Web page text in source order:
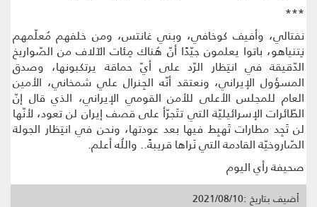
***
نفتالي، وأفيف كوخافي، وبني غانتس، ومن خلفهم مُعلّمهم
نِتنياهو، باتوا يعلمون جيّدًا أنّ هُناك مِئات الآلاف من الصّواريخ
الدّقيقة في انتِظار الرّد على أيّ حماقة يرتكبونها، وصدق
المسؤول الإيراني، ونعتقد أنّه الجِنرال علي شمخاني، الأمين
العام للمجلس الأعلى للأمن القومي الإيراني، الذي قال إنّ
الطّائرات الإسرائيليّة التي تتَجرّأ على قصف إيران لن تعود، لأنّها
لن تَجِد مطارات تَهبِط فيها بعد عودتها، ونحن في انتِظار الجولة
الصّاروخيّة القادمة التي نَراها قريبةً.. واللُه أعلم.
صحيفة رأي اليوم
أضيف بتاريخ :2021/08/10